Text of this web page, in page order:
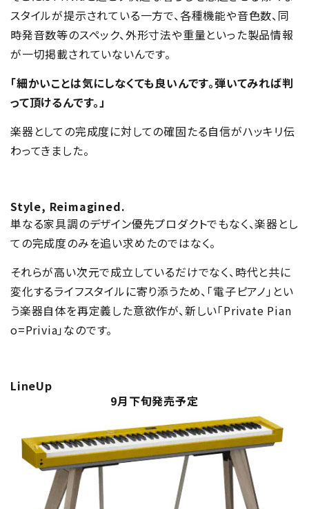
スタイルが提示されている一方で、各種機能や音色数、同
時発音数等のスペック、外形寸法や重量といった製品情報
が一切掲載されていないんです。
「細かいことは気にしなくても良いんです。弾いてみれば判
って頂けるんです。」
楽器としての完成度に対しての確固たる自信がハッキリ伝
わってきました。
Style, Reimagined.
単なる家具調のデザイン優先プロダクトでもなく、楽器とし
ての完成度のみを追い求めたのではなく。
それらが高い次元で成立しているだけでなく、時代と共に
変化するライフスタイルに寄り添うため、「電子ピアノ」とい
う楽器自体を再定義した意欲作が、新しい「Private Pian
o=Privia」なのです。
LineUp
9月下旬発売予定